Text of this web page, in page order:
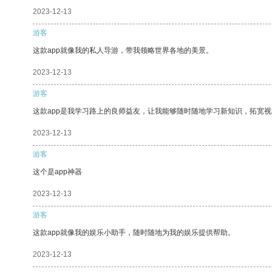
2023-12-13
游客
这款app就像我的私人导游，带我领略世界各地的美景。
2023-12-13
游客
这款app是我学习路上的良师益友，让我能够随时随地学习新知识，拓宽
2023-12-13
游客
这个是app神器
2023-12-13
游客
这款app就像我的娱乐小助手，随时随地为我的娱乐提供帮助。
2023-12-13